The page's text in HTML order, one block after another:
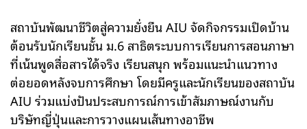
สถาบันพัฒนาชีวิตสู่ความยั่งยืน AIU จัดกิจกรรมเปิดบ้าน
ต้อนรับนักเรียนชั้น ม.6 สาธิตระบบการเรียนการสอนภาษา
ที่เน้นพูดสื่อสารได้จริง เรียนสนุก พร้อมแนะนำแนวทาง
ต่อยอดหลังจบการศึกษา โดยมีครูและนักเรียนของสถาบัน
AIU ร่วมแบ่งปันประสบการณ์การเข้าสัมภาษณ์งานกับ
บริษัทญี่ปุ่นและการวางแผนเส้นทางอาชีพ